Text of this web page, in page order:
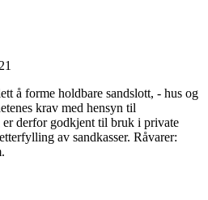
å forme holdbare sandslott, - hus og
krav med hensyn til
derfor godkjent til bruk i private
av sandkasser. Råvarer: